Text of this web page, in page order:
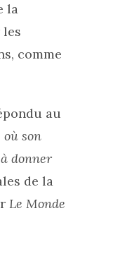
la
comme
au
son
donner
de la
Le Monde